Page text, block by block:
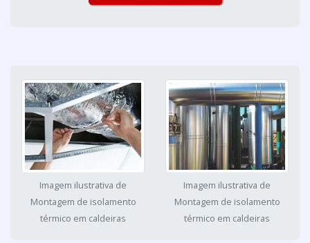
Imagem ilustrativa de
Montagem de isolamento
térmico em caldeiras
Imagem ilustrativa de
Montagem de isolamento
térmico em caldeiras